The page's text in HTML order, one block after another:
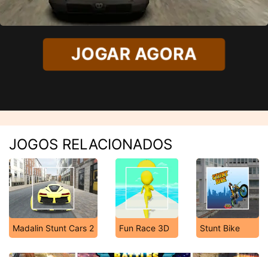
JOGAR AGORA
JOGOS RELACIONADOS
Madalin Stunt Cars 2 Fun Race 3D Stunt Bike